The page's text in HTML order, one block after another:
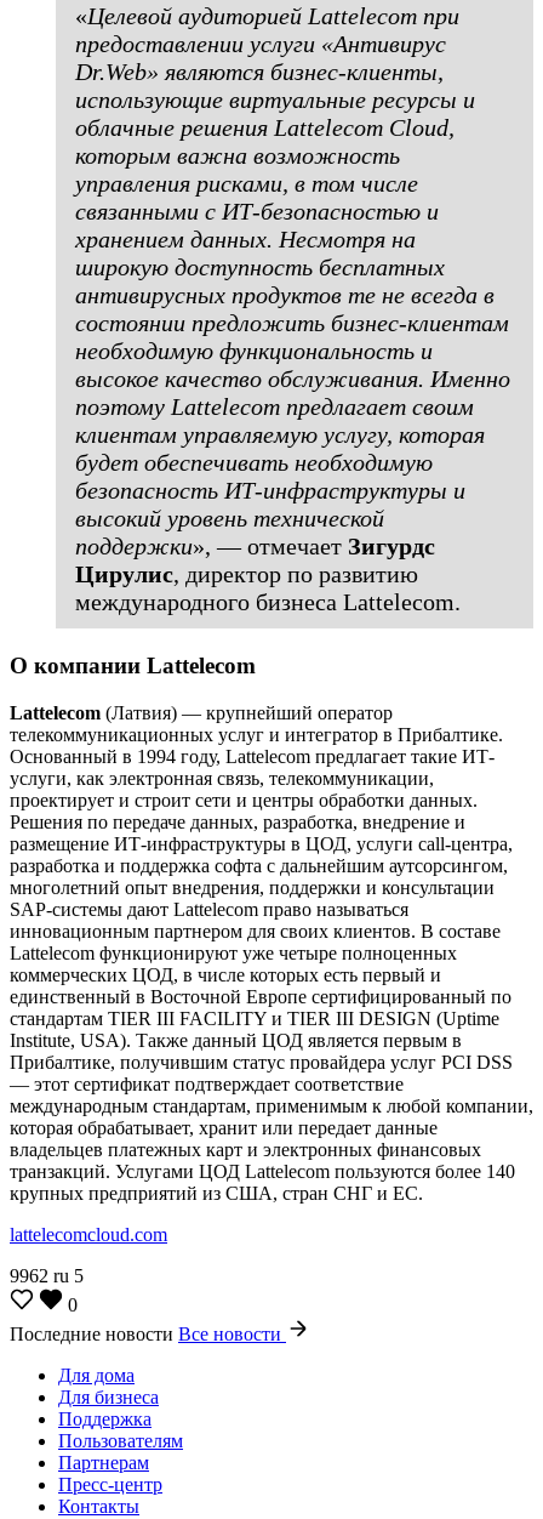
«Целевой аудиторией Lattelecom при
предоставлении услуги «Антивирус
Dr.Web» являются бизнес-клиенты,
использующие виртуальные ресурсы и
облачные решения Lattelecom Cloud,
которым важна возможность
управления рисками, в том числе
связанными с ИТ-безопасностью и
хранением данных. Несмотря на
широкую доступность бесплатных
антивирусных продуктов те не всегда в
состоянии предложить бизнес-клиентам
необходимую функциональность и
высокое качество обслуживания. Именно
поэтому Lattelecom предлагает своим
клиентам управляемую услугу, которая
будет обеспечивать необходимую
безопасность ИТ-инфраструктуры и
высокий уровень технической
поддержки», — отмечает Зигурдс
Цирулис, директор по развитию
международного бизнеса Lattelecom.
О компании Lattelecom
Lattelecom (Латвия) — крупнейший оператор
телекоммуникационных услуг и интегратор в Прибалтике.
Основанный в 1994 году, Lattelecom предлагает такие ИТ-
услуги, как электронная связь, телекоммуникации,
проектирует и строит сети и центры обработки данных.
Решения по передаче данных, разработка, внедрение и
размещение ИТ-инфраструктуры в ЦОД, услуги call-центра,
разработка и поддержка софта с дальнейшим аутсорсингом,
многолетний опыт внедрения, поддержки и консультации
SAP-системы дают Lattelecom право называться
инновационным партнером для своих клиентов. В составе
Lattelecom функционируют уже четыре полноценных
коммерческих ЦОД, в числе которых есть первый и
единственный в Восточной Европе сертифицированный по
стандартам TIER III FACILITY и TIER III DESIGN (Uptime
Institute, USA). Также данный ЦОД является первым в
Прибалтике, получившим статус провайдера услуг PCI DSS
— этот сертификат подтверждает соответствие
международным стандартам, применимым к любой компании,
которая обрабатывает, хранит или передает данные
владельцев платежных карт и электронных финансовых
транзакций. Услугами ЦОД Lattelecom пользуются более 140
крупных предприятий из США, стран СНГ и ЕС.
lattelecomcloud.com
9962 ru 5
0
Последние новости Все новости
Для дома
Для бизнеса
Поддержка
Пользователям
Партнерам
Пресс-центр
Контакты